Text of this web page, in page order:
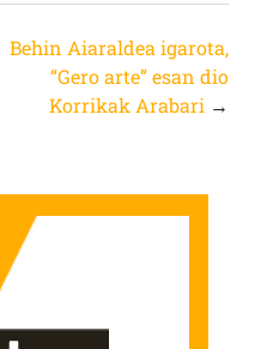
Behin Aiaraldea igarota,
“Gero arte” esan dio
Korrikak Arabari →